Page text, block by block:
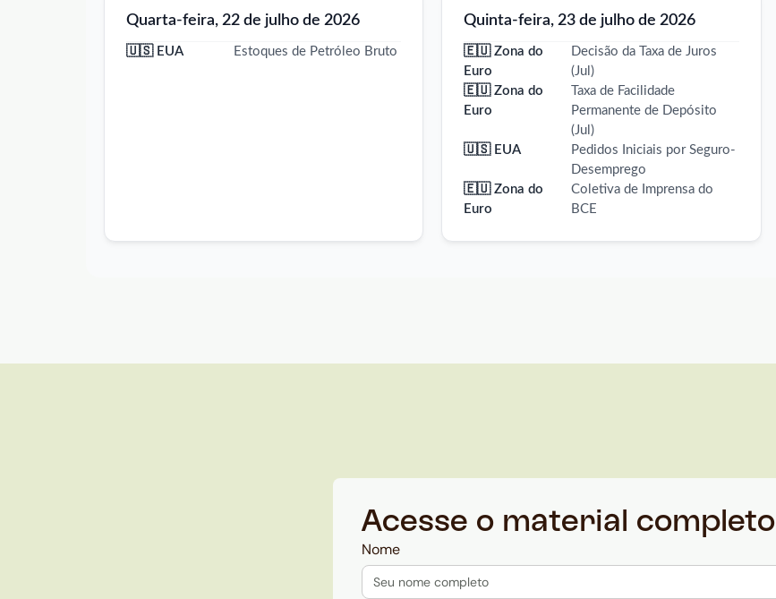
Quarta-feira, 22 de julho de 2026
🇺🇸 EUA Estoques de Petróleo Bruto
Quinta-feira, 23 de julho de 2026
🇪🇺 Zona do
Euro
Decisão da Taxa de Juros
(Jul)
🇪🇺 Zona do
Euro
Taxa de Facilidade
Permanente de Depósito
(Jul)
🇺🇸 EUA
Pedidos Iniciais por Seguro-
Desemprego
🇪🇺 Zona do
Euro
Coletiva de Imprensa do
BCE
Acesse o material completo
Nome